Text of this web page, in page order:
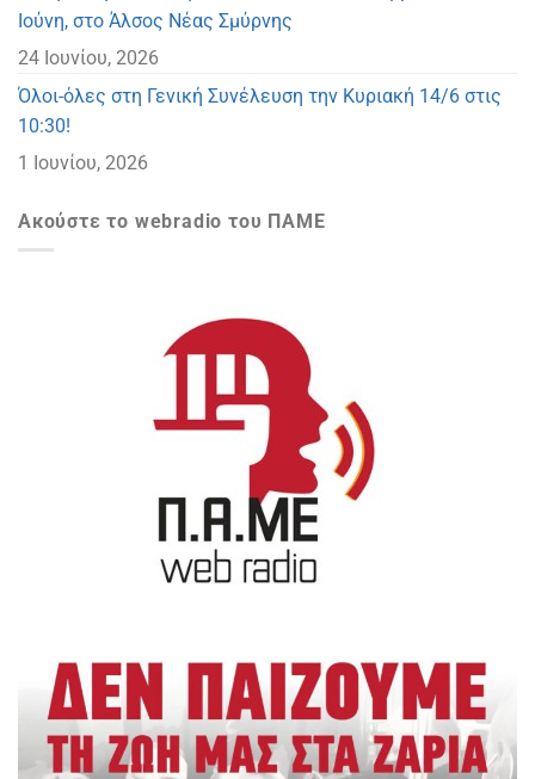
Ιούνη, στο Άλσος Νέας Σμύρνης
24 Ιουνίου, 2026
Όλοι-όλες στη Γενική Συνέλευση την Κυριακή 14/6 στις
10:30!
1 Ιουνίου, 2026
Ακούστε το webradio του ΠΑΜΕ